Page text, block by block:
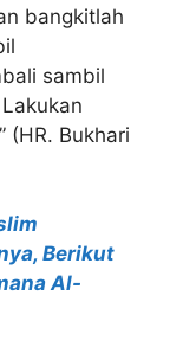
bangkitlah
sambil
(HR. Bukhari
Berikut
Al-